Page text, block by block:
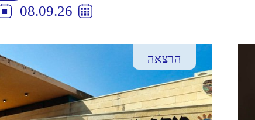
08.09.26
הרצאה